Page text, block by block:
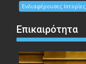
Ενδιαφέρουσες Ιστορίες
Επικαιρότητα